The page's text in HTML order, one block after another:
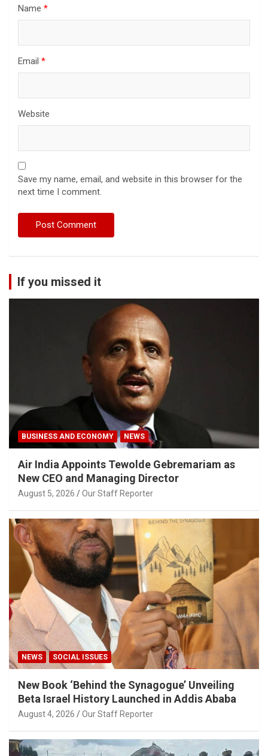
Name *
Email *
Website
Save my name, email, and website in this browser for the
next time I comment.
If you missed it
BUSINESS AND ECONOMY NEWS
Air India Appoints Tewolde Gebremariam as
New CEO and Managing Director
August 5, 2026 Our Staff Reporter
NEWS SOCIAL ISSUES
New Book ‘Behind the Synagogue’ Unveiling
Beta Israel History Launched in Addis Ababa
August 4, 2026 Our Staff Reporter